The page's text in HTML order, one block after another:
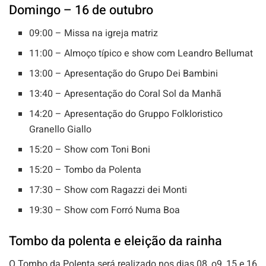
Domingo – 16 de outubro
09:00 – Missa na igreja matriz
11:00 – Almoço típico e show com Leandro Bellumat
13:00 – Apresentação do Grupo Dei Bambini
13:40 – Apresentação do Coral Sol da Manhã
14:20 – Apresentação do Gruppo Folkloristico
Granello Giallo
15:20 – Show com Toni Boni
15:20 – Tombo da Polenta
17:30 – Show com Ragazzi dei Monti
19:30 – Show com Forró Numa Boa
Tombo da polenta e eleição da rainha